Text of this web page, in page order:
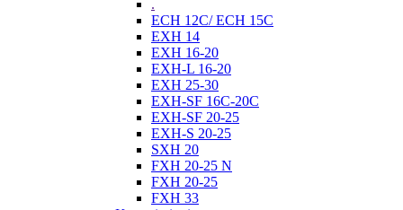
.
ECH 12C/ ECH 15C
EXH 14
EXH 16-20
EXH-L 16-20
EXH 25-30
EXH-SF 16C-20C
EXH-SF 20-25
EXH-S 20-25
SXH 20
FXH 20-25 N
FXH 20-25
FXH 33